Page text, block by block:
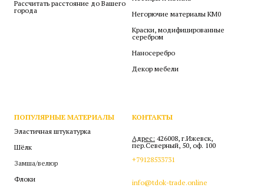
Рассчитать расстояние до Вашего
города
Негорючие материалы КМ0
Краски, модифицированные
серебром
Наносеребро
Декор мебели
ПОПУЛЯРНЫЕ МАТЕРИАЛЫ
Эластичная штукатурка
Шёлк
Замша/велюр
Флоки
КОНТАКТЫ
Адрес: 426008, г.Ижевск,
пер.Северный, 50, оф. 100
+79128533731
info@tdok-trade.online